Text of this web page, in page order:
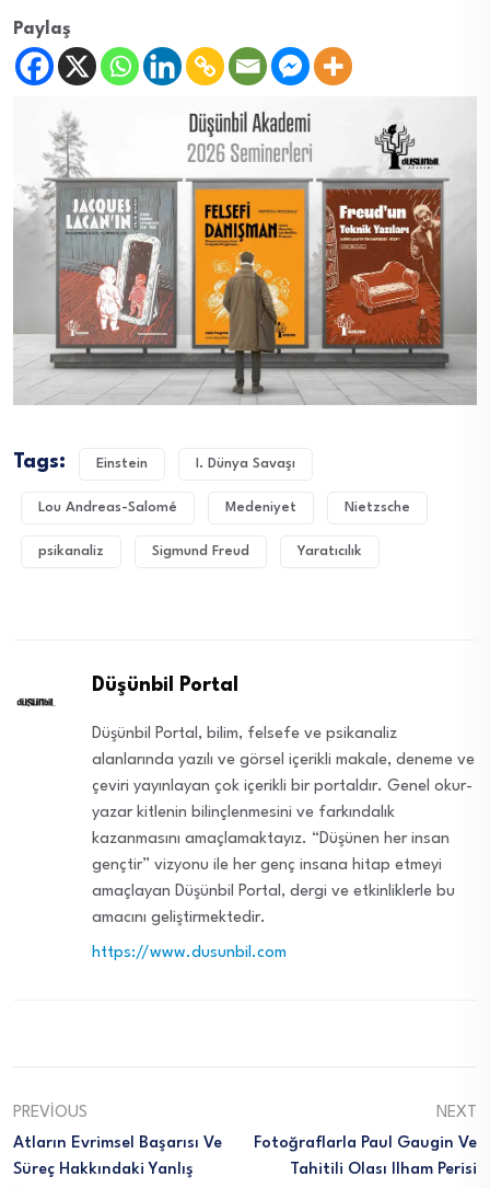
Paylaş
Tags: Einstein I. Dünya Savaşı
Lou Andreas-Salomé Medeniyet Nietzsche
psikanaliz Sigmund Freud Yaratıcılık
Düşünbil Portal
Düşünbil Portal, bilim, felsefe ve psikanaliz
alanlarında yazılı ve görsel içerikli makale, deneme ve
çeviri yayınlayan çok içerikli bir portaldır. Genel okur-
yazar kitlenin bilinçlenmesini ve farkındalık
kazanmasını amaçlamaktayız. “Düşünen her insan
gençtir” vizyonu ile her genç insana hitap etmeyi
amaçlayan Düşünbil Portal, dergi ve etkinliklerle bu
amacını geliştirmektedir.
https://www.dusunbil.com
PREVIOUS
Atların Evrimsel Başarısı Ve
Süreç Hakkındaki Yanlış
NEXT
Fotoğraflarla Paul Gaugin Ve
Tahitili Olası Ilham Perisi